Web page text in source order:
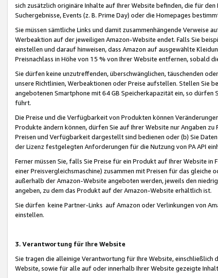
sich zusätzlich originäre Inhalte auf Ihrer Website befinden, die für
Suchergebnisse, Events (z. B. Prime Day) oder die Homepages
Sie müssen sämtliche Links und damit zusammenhängende
Werbeaktion auf der jeweiligen Amazon-Website endet. Falls Sie
einstellen und darauf hinweisen, dass Amazon auf ausgewählte
Preisnachlass in Höhe von 15 % von Ihrer Website entfernen, sobald
Sie dürfen keine unzutreffenden, überschwänglichen, täuschenden
unsere Richtlinien, Werbeaktionen oder Preise aufstellen. Stellen Sie
angebotenen Smartphone mit 64 GB Speicherkapazität ein, so dürfen
führt.
Die Preise und die Verfügbarkeit von Produkten können
Produkte ändern können, dürfen Sie auf Ihrer Website nur Angaben
Preisen und Verfügbarkeit dargestellt sind bedienen oder (b) Sie
der Lizenz festgelegten Anforderungen für die Nutzung von PA API
Ferner müssen Sie, falls Sie Preise für ein Produkt auf Ihrer Website
einer Preisvergleichsmaschine) zusammen mit Preisen für das
außerhalb der Amazon-Website angeboten werden, jeweils den
angeben, zu dem das Produkt auf der Amazon-Website erhältlich ist.
Sie dürfen keine Partner-Links auf Amazon oder Verlinkungen von
einstellen.
3. Verantwortung für Ihre Website
Sie tragen die alleinige Verantwortung für Ihre Website,
Website, sowie für alle auf oder innerhalb Ihrer Website gezeigte